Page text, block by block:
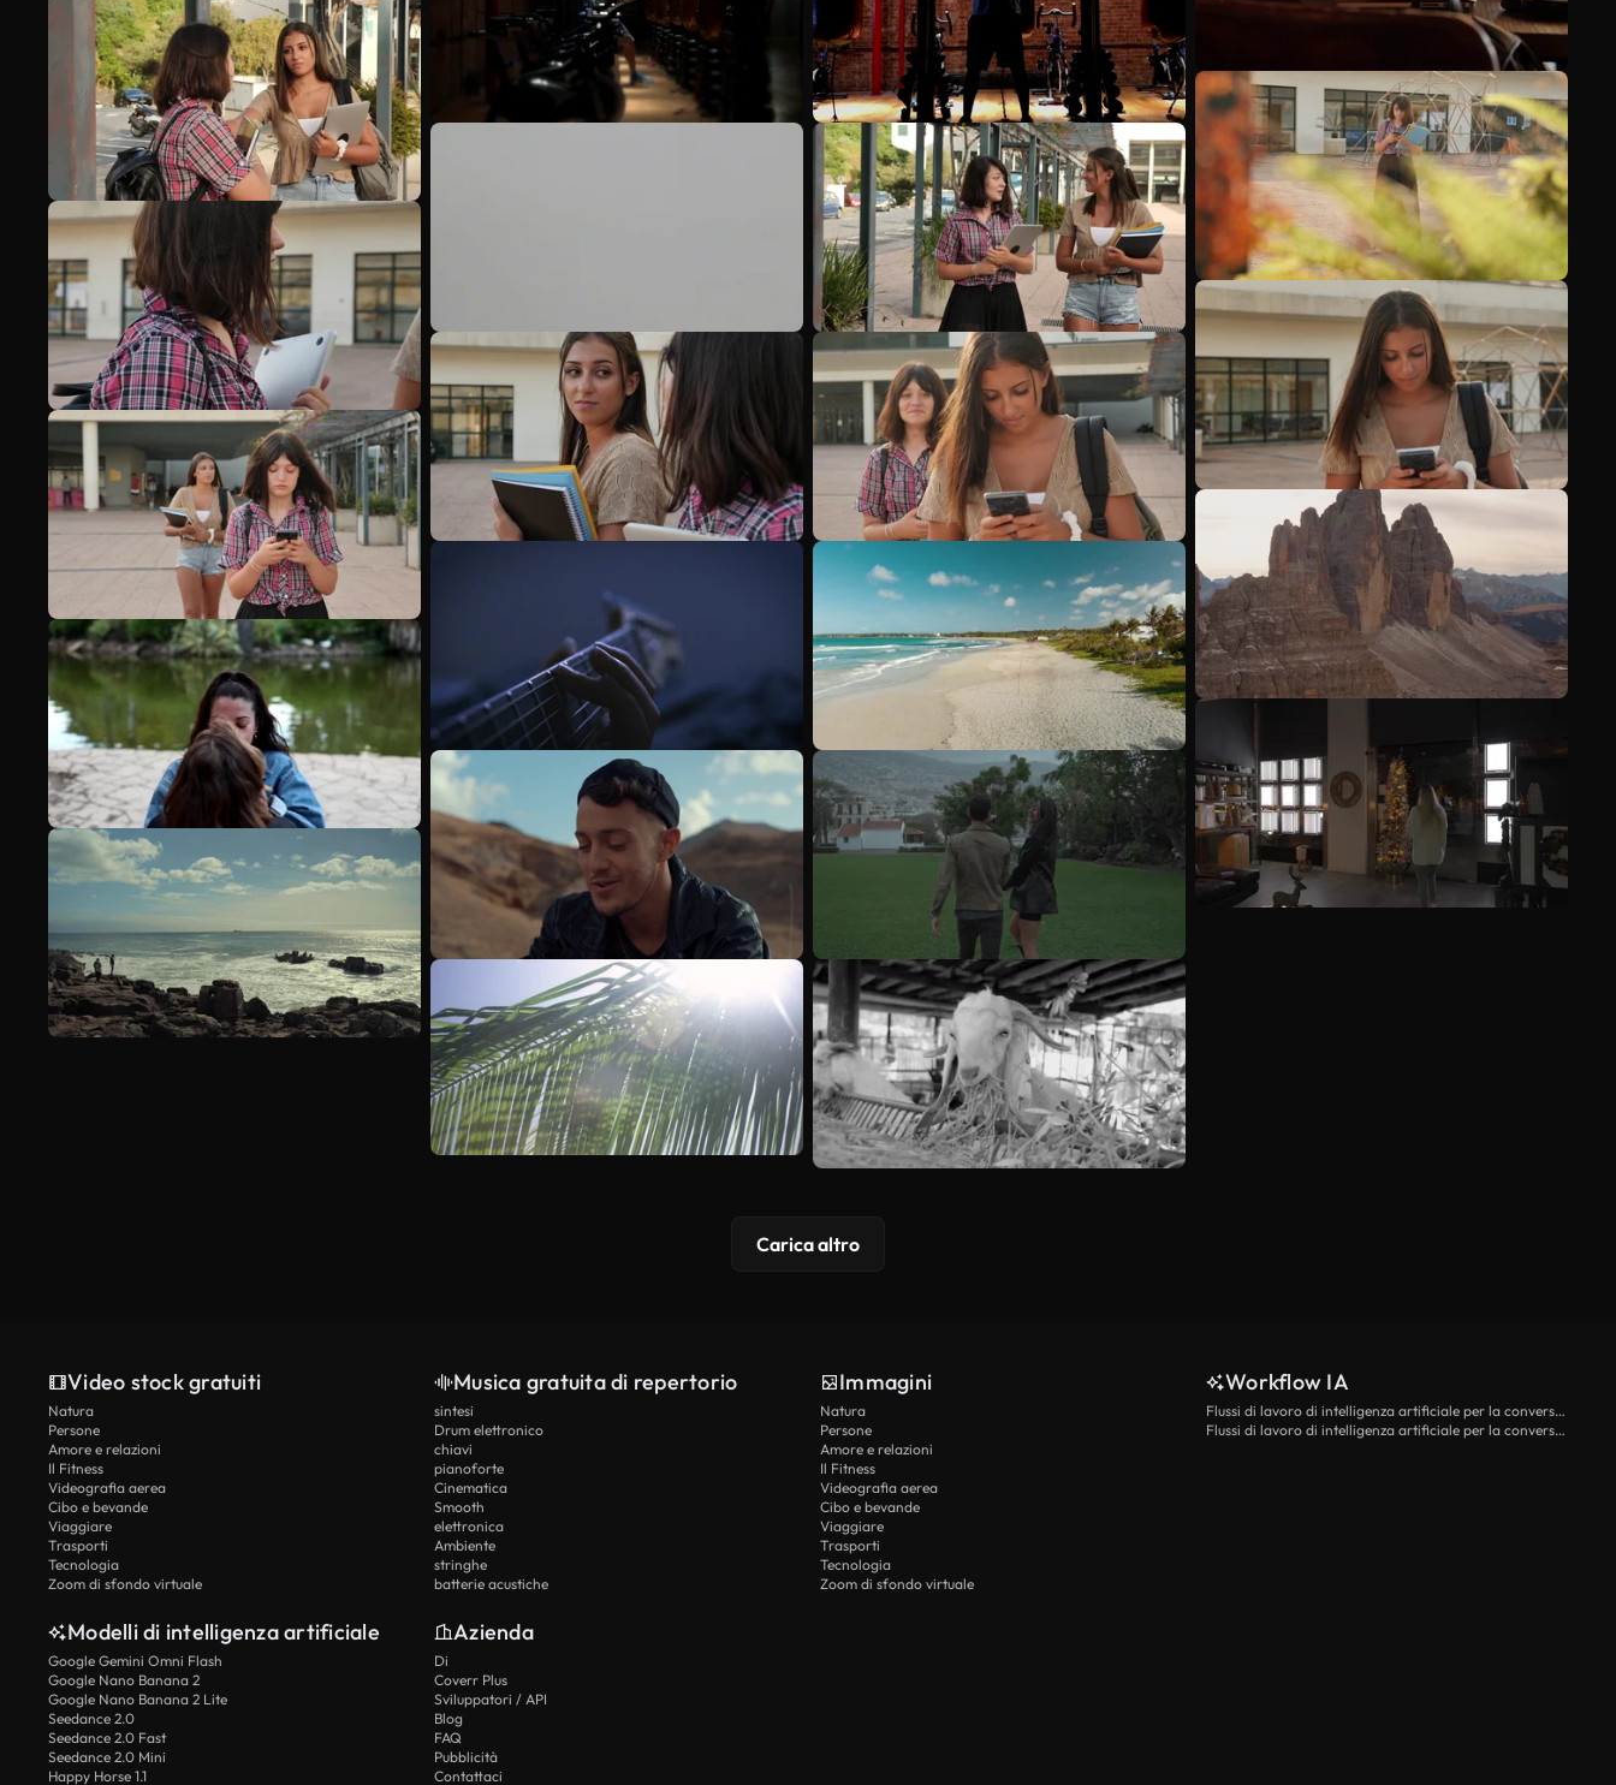
Carica altro
Video stock gratuiti
Natura
Persone
Amore e relazioni
Il Fitness
Videografia aerea
Cibo e bevande
Viaggiare
Trasporti
Tecnologia
Zoom di sfondo virtuale
Musica gratuita di repertorio
sintesi
Drum elettronico
chiavi
pianoforte
Cinematica
Smooth
elettronica
Ambiente
stringhe
batterie acustiche
Immagini
Natura
Persone
Amore e relazioni
Il Fitness
Videografia aerea
Cibo e bevande
Viaggiare
Trasporti
Tecnologia
Zoom di sfondo virtuale
Workflow IA
Flussi di lavoro di intelligenza artificiale per la conversione da testo a video
Flussi di lavoro di intelligenza artificiale per la conversione di immagini in video
Modelli di intelligenza artificiale
Google Gemini Omni Flash
Google Nano Banana 2
Google Nano Banana 2 Lite
Seedance 2.0
Seedance 2.0 Fast
Seedance 2.0 Mini
Happy Horse 1.1
Azienda
Di
Coverr Plus
Sviluppatori / API
Blog
FAQ
Pubblicità
Contattaci